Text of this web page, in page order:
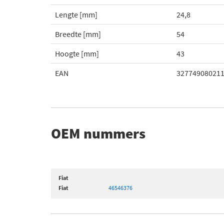
Lengte [mm]
24,8
Breedte [mm]
54
Hoogte [mm]
43
EAN
OEM nummers
Fiat
Fiat
46546376